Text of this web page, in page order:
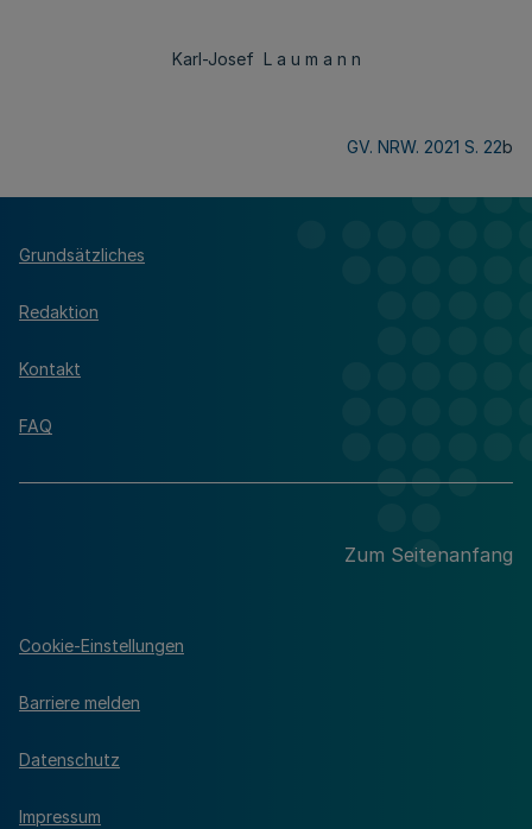
Karl-Josef L a u m a n n
GV. NRW. 2021 S. 22b
Grundsätzliches
Redaktion
Kontakt
FAQ
Zum Seitenanfang
Cookie-Einstellungen
Barriere melden
Datenschutz
Impressum